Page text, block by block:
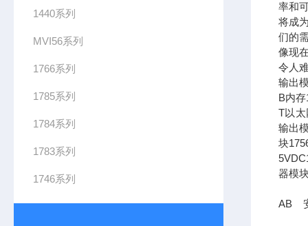
1440系列
MVI56系列
1766系列
1785系列
1784系列
1783系列
1746系列
率和
将成
们的
像现
令人
输出
B内
T以太
输出
块
器模
AB